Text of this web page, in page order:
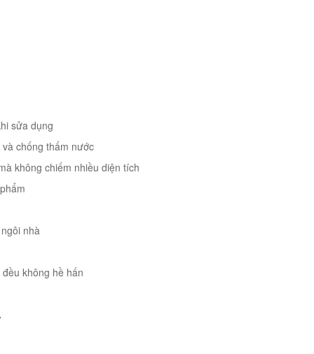
sửa dụng
chống thấm nước
không chiếm nhiều diện tích
nhà
không hề hấn